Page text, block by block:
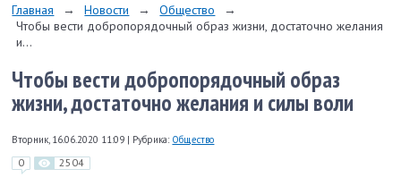
Главная → Новости → Общество
→
Чтобы вести добропорядочный образ жизни, достаточно желания
и...
Чтобы вести добропорядочный образ
жизни, достаточно желания и силы воли
Вторник, 16.06.2020 11:09 | Рубрика: Общество
0 2504